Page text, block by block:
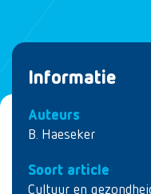
Informatie
Auteurs
B. Haeseker
Soort article
Cultuur en